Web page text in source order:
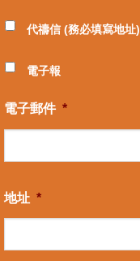
代禱信 (務必填寫地址)
電子報
電子郵件 *
地址 *